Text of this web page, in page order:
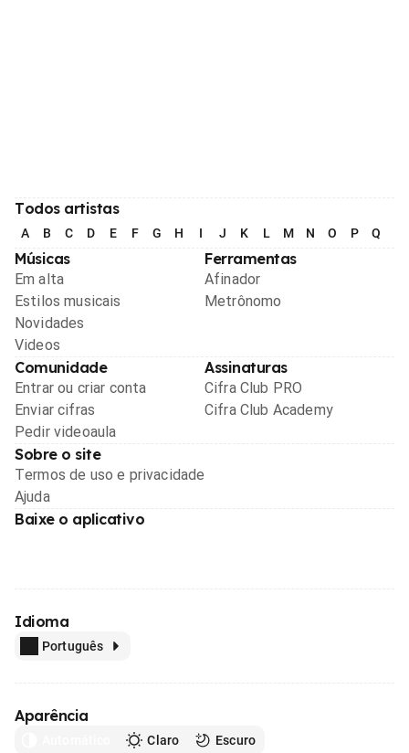
Todos artistas
A B C D E F G H I J K L M N O P Q
Músicas
Em alta
Estilos musicais
Novidades
Videos
Ferramentas
Afinador
Metrônomo
Comunidade
Entrar ou criar conta
Enviar cifras
Pedir videoaula
Assinaturas
Cifra Club PRO
Cifra Club Academy
Sobre o site
Termos de uso e privacidade
Ajuda
Baixe o aplicativo
Idioma
Português
Aparência
Claro Escuro